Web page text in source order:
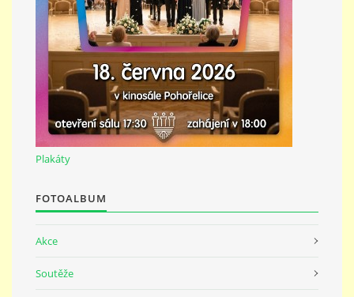
ZUŠ Pohořelice
Školní 462
Pohořelice
691 23
Plakáty
FOTOALBUM
Akce
Soutěže